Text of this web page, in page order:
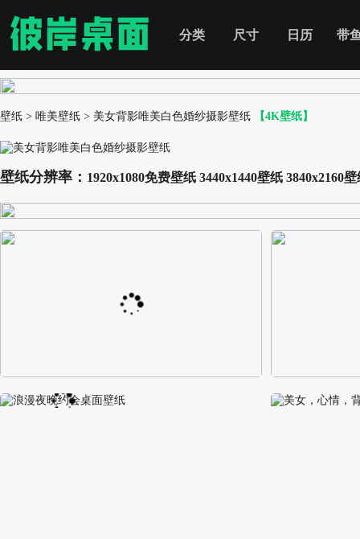
分类 尺寸 日历 带
壁纸 > 唯美壁纸 > 美女背影唯美白色婚纱摄影壁纸 【4K壁纸】
壁纸分辨率： 1920x1080免费壁纸 3440x1440壁纸 3840x2160壁
阿尔卑斯山区自然风景壁纸 校园长发可爱